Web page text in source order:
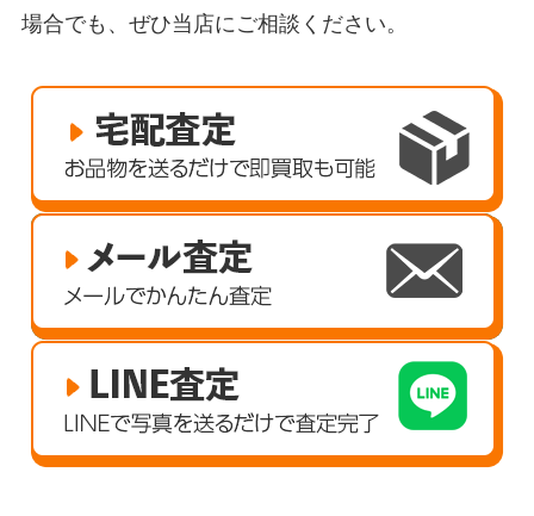
場合でも、ぜひ当店にご相談ください。